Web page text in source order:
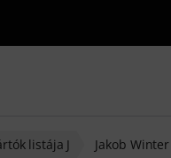
listája J Jakob Winter